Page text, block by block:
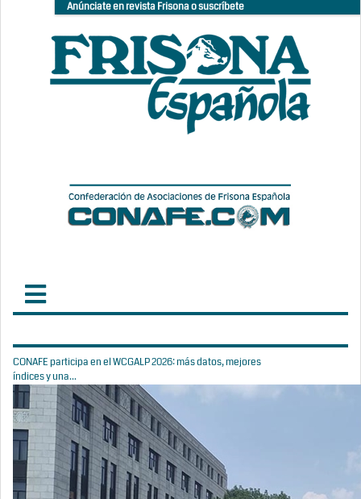
Anúnciate en revista Frisona o suscríbete
CONAFE participa en el WCGALP 2026: más datos, mejores
índices y una...